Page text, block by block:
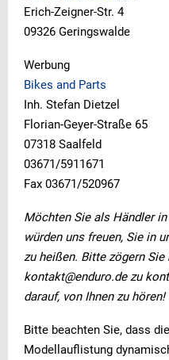
Erich-Zeigner-Str. 4
09326 Geringswalde
Werbung
Bikes and Parts
Inh. Stefan Dietzel
Florian-Geyer-Straße 65
07318 Saalfeld
03671/5911671
Fax 03671/520967
Möchten Sie als Händler
würden uns freuen, Sie in
zu heißen. Bitte zögern Sie
kontakt@enduro.de zu
darauf, von Ihnen zu hören!
Bitte beachten Sie, dass
Modellauflistung